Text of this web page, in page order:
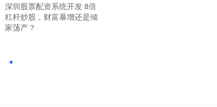
​深圳股票配资系统开发 8倍
杠杆炒股，财富暴增还是倾
家荡产？